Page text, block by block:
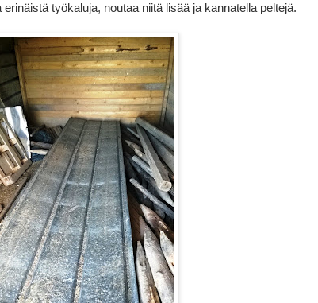
työkaluja, noutaa niitä lisää ja kannatella peltejä.